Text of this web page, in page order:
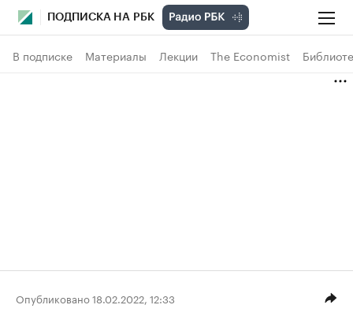
ПОДПИСКА НА РБК
В подписке Материалы Лекции The Economist
Опубликовано 18.02.2022, 12:33